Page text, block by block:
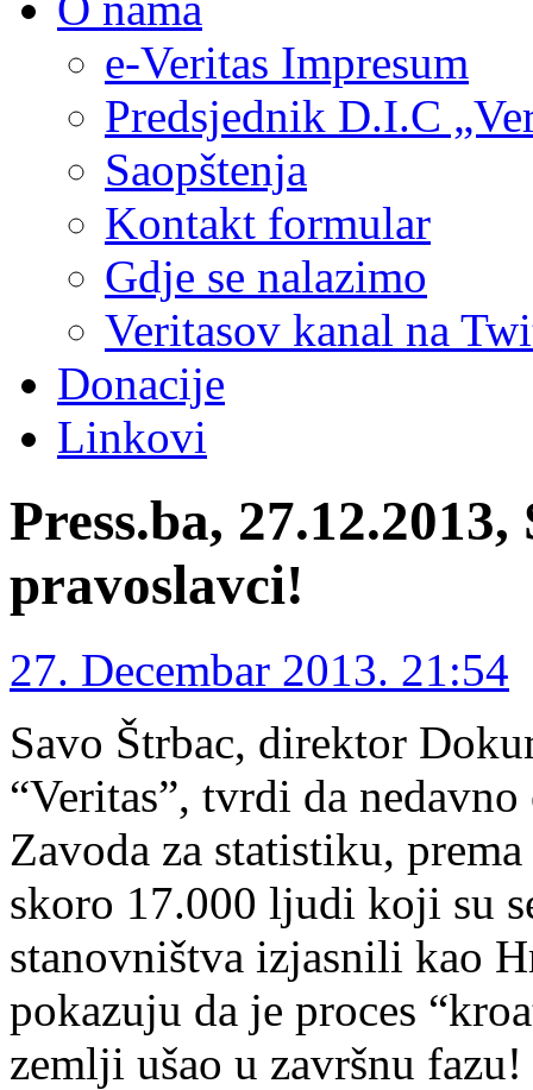
e-Veritas Impresum
Predsjednik D.I.C
Saopštenja
Kontakt formular
Gdje se nalazimo
Veritasov kanal na
Donacije
Linkovi
Press.ba,
pravoslavci!
27. Decembar 2013. 21:54
Savo Štrbac, direktor
“Veritas”, tvrdi da
Zavoda za statistiku,
skoro 17.000 ljudi koji su
stanovništva izjasnili kao
pokazuju da je proces
zemlji ušao u završnu fazu!